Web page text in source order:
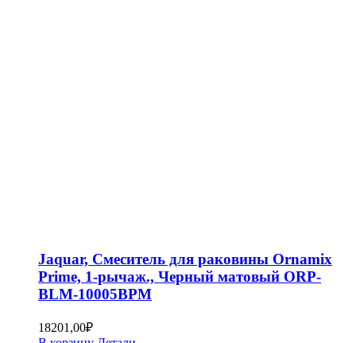
Jaquar, Смеситель для раковины Ornamix
Prime, 1-рычаж., Черный матовый ORP-
BLM-10005BPM
18201,00₽